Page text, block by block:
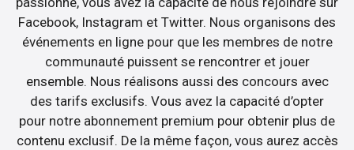
Facebook, Instagram et Twitter. Nous organisons des
événements en ligne pour que les membres de notre
communauté puissent se rencontrer et jouer
ensemble. Nous réalisons aussi des concours avec
des tarifs exclusifs. Vous avez la capacité d’opter
pour notre abonnement premium pour obtenir plus de
contenu exclusif. De la même façon, vous aurez accès